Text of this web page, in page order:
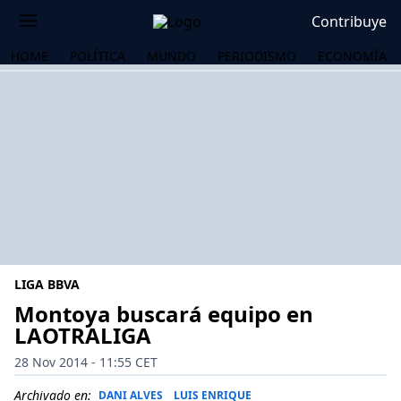
Contribuye
HOME POLÍTICA MUNDO PERIODISMO ECONOMÍA
LIGA BBVA
Montoya buscará equipo en
LAOTRALIGA
28 Nov 2014 - 11:55 CET
Archivado en: DANI ALVES LUIS ENRIQUE